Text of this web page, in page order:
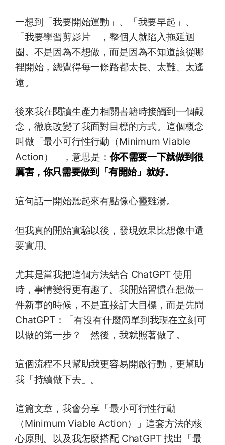
一想到「我要開始運動」、「我要早起」、
「我要學習剪影片」，整個人就陷入拖延迴
圈。不是因為不想做，而是因為不知道該從哪
裡開始，總覺得每一條路都太長、太難、太遙
遠。
後來我在閱讀生產力相關書籍時接觸到一個觀
念，徹底改變了我面對目標的方式。這個概念
叫做「最小可行性行動（Minimum Viable
Action）」，意思是：你不需要一下就做到很
厲害，你只需要做到「有開始」就好。
這句話一開始聽起來有點像心靈雞湯。
但我真的開始實驗以後，發現效果比想像中還
要實用。
尤其是當我把這個方法結合 ChatGPT 使用
時，事情變得更有趣了。我開始習慣在想做一
件新事的時候，不是直接訂大目標，而是先問
ChatGPT：「有沒有什麼簡單到我現在立刻可
以做的第一步？」然後，我就照著做了。
這個流程不只幫助我更容易開啟行動，更幫助
我「持續做下去」。
這篇文章，我會分享「最小可行性行動
（Minimum Viable Action）」這套方法的核
心原則。以及我怎麼搭配 ChatGPT 找出「最